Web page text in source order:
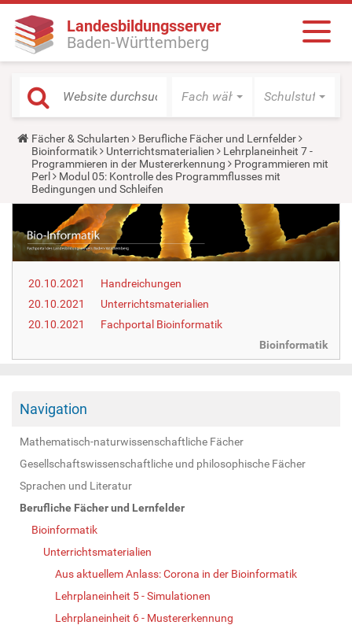
Landesbildungsserver
Baden-Württemberg
Fach wählen Schulstufe
Y
o
u
a
r
e
r
e
:
Fächer & Schularten
Berufliche Fächer und Lernfelder
Bioinformatik
Unterrichtsmaterialien
Lehrplaneinheit 7 -
Programmieren in der Mustererkennung
Programmieren mit
Perl
Modul 05: Kontrolle des Programmflusses mit
Bedingungen und Schleifen
20.10.2021
Handreichungen
20.10.2021
Unterrichtsmaterialien
20.10.2021
Fachportal Bioinformatik
Bioinformatik
Navigation
Mathematisch-naturwissenschaftliche Fächer
Gesellschaftswissenschaftliche und philosophische Fächer
Sprachen und Literatur
Berufliche Fächer und Lernfelder
Bioinformatik
Unterrichtsmaterialien
Aus aktuellem Anlass: Corona in der Bioinformatik
Lehrplaneinheit 5 - Simulationen
Lehrplaneinheit 6 - Mustererkennung